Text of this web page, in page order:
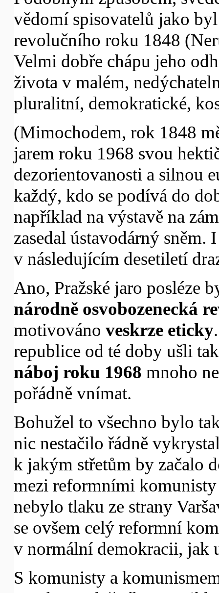
vědomí spisovatelů jako
revolučního roku 1848
Velmi dobře chápu jeho
života v malém,
pluralitní, demokratické,
(Mimochodem, rok 1848
jarem roku 1968 svou
dezorientovanosti a silnou
každý, kdo se podívá do
například na výstavě na
zasedal ústavodárný
v následujícím desetiletí
Ano, Pražské jaro posléze
národně osvobozenecká
motivováno veskrze eticky
republice od té doby ušli
náboj roku 1968 mnoho
pořádně vnímat.
Bohužel to všechno bylo
nic nestačilo řádně
k jakým střetům by začalo
mezi reformními
nebylo tlaku ze strany
se ovšem celý reformní
v normální demokracii, jak
S komunisty a